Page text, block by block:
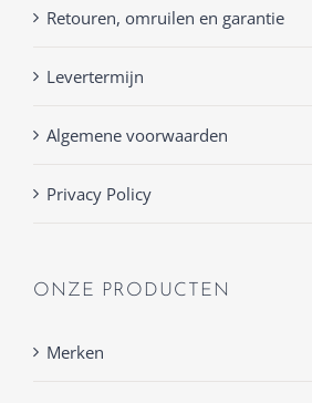
Retouren, omruilen en garantie
Levertermijn
Algemene voorwaarden
Privacy Policy
ONZE PRODUCTEN
Merken